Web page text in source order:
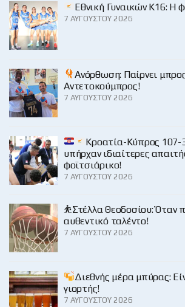
Εθνική Γυναικών Κ16: Η
7 ΑΥΓΟΎΣΤΟΥ 2026
Ανόρθωση: Παίρνει
Αντετοκούμπρος!
7 ΑΥΓΟΎΣΤΟΥ 2026
Κροατία-Κύπρος 107-
υπήρχαν ιδιαίτερες
φοϊτσιάρικο!
7 ΑΥΓΟΎΣΤΟΥ 2026
⛹️Στέλλα Θεοδοσίου: Όταν
αυθεντικό ταλέντο!
7 ΑΥΓΟΎΣΤΟΥ 2026
Διεθνής μέρα μπύρας:
γιορτής!
7 ΑΥΓΟΎΣΤΟΥ 2026